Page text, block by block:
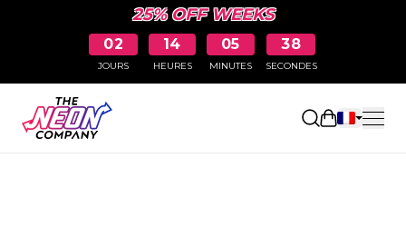
25% OFF WEEKS
02
JOURS
14
HEURES
05
MINUTES
38
SECONDES
Ouvrir le
PAGE NON TROUVÉE